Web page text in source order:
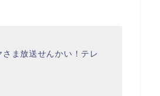
ま放送せんかい！テレ